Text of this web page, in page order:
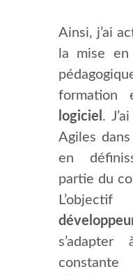
Ainsi, j’ai
la mise
formation
logiciel .
Agiles
en
partie du